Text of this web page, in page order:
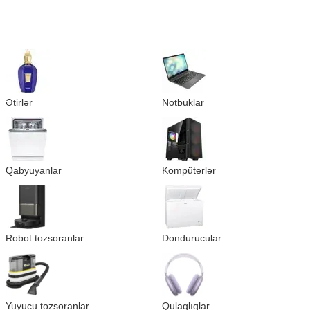
Ətirlər Notbuklar
Qabyuyanlar Kompüterlər
Robot tozsoranlar Dondurucular
Yuyucu tozsoranlar Qulaqlıqlar